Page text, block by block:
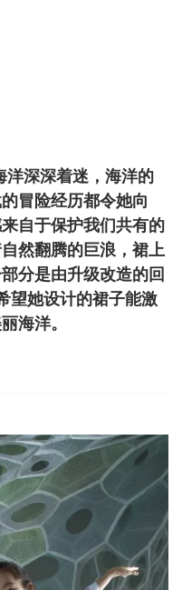
洋深深着迷，海洋的
冒险经历都令她向
自于保护我们共有的
然翻腾的巨浪，裙上
分是由升级改造的回
望她设计的裙子能激
海洋。